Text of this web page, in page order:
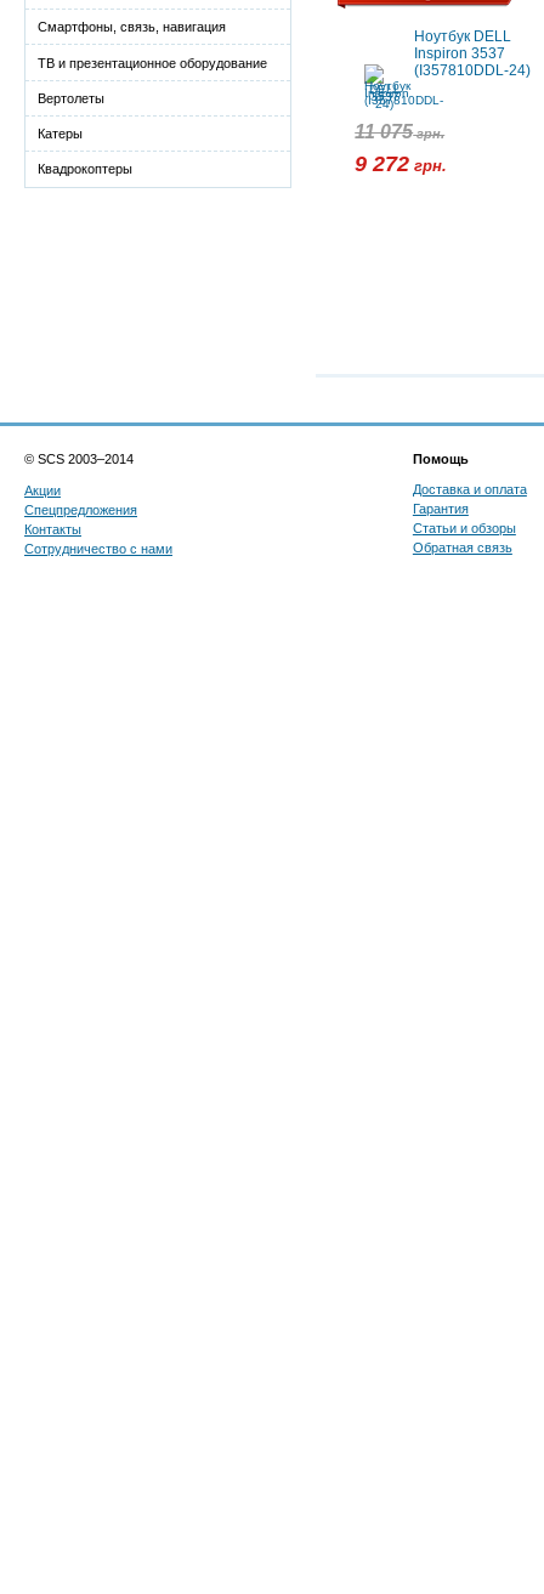
Смартфоны, связь, навигация
ТВ и презентационное оборудование
Вертолеты
Катеры
Квадрокоптеры
Ноутбук DELL
Inspiron 3537
(I357810DDL-24)
11 075грн.
9 272 грн.
© SCS 2003–2014
Акции
Спецпредложения
Контакты
Сотрудничество с нами
Помощь
Доставка и оплата
Гарантия
Статьи и обзоры
Обратная связь